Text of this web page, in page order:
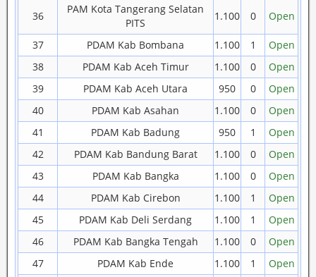
36
PAM Kota Tangerang Selatan
PITS
1.100 0 Open
37 PDAM Kab Bombana 1.100 1
Open
38
PDAM Kab Aceh Timur 1.100 0
Open
39
PDAM Kab Aceh Utara 950 0
Open
40
PDAM Kab Asahan 1.100 0
Open
41
PDAM Kab Badung 950 1
Open
42
PDAM Kab Bandung Barat 1.100 0
Open
43
PDAM Kab Bangka 1.100 0
Open
44
PDAM Kab Cirebon 1.100 1
Open
45
PDAM Kab Deli Serdang 1.100 1
Open
46
PDAM Kab Bangka Tengah 1.100 0
Open
47
PDAM Kab Ende 1.100 1
Open